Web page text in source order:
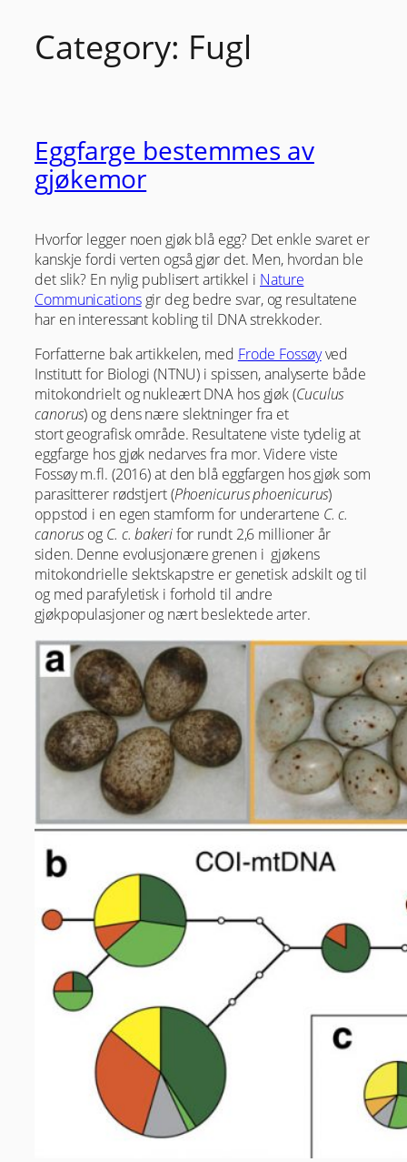
SkipCategory: Fugl
Eggfarge bestemmes av
gjøkemor
Hvorfor legger noen gjøk blå egg? Det enkle svaret er
kanskje fordi verten også gjør det. Men, hvordan ble
det slik? En nylig publisert artikkel i Nature
Communicationsgir deg bedre svar, og resultatene
har en interessant kobling til DNA strekkoder.
Forfatterne bak artikkelen, med Frode Fossøyved
Institutt for Biologi (NTNU) i spissen, analyserte både
mitokondrielt og nukleært DNA hos gjøk (Cuculus
canorus) og dens nære slektninger fra et
stort geografisk område. Resultatene viste tydelig at
eggfarge hos gjøk nedarves fra mor. Videre viste
Fossøy m.fl. (2016) at den blå eggfargen hos gjøk som
parasitterer rødstjert (Phoenicurus phoenicurus)
oppstod i en egen stamform for underartene C. c.
canorusog C. c. bakerifor rundt 2,6 millioner år
siden. Denne evolusjonære grenen i gjøkens
mitokondrielle slektskapstre er genetisk adskilt og til
og med parafyletisk i forhold til andre
gjøkpopulasjoner og nært beslektede arter.